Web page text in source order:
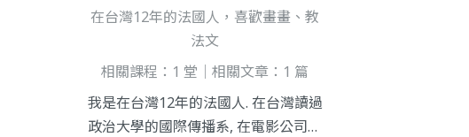
在台灣12年的法國人，喜歡畫畫、教
法文
相關課程：1 堂｜相關文章：1 篇
我是在台灣12年的法國人. 在台灣讀過
政治大學的國際傳播系, 在電影公司工